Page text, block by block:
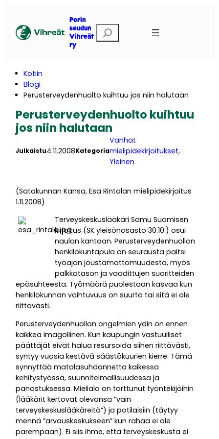
Porin
seudun
Vihreät
ry
t
Kotiin
Blogi
Perusterveydenhuolto kuihtuu jos niin halutaan
Perusterveydenhuolto kuihtuu
jos niin halutaan
Julkaistu4.11.2008Kategoria
Vanhat
mielipidekirjoitukset
Yleinen
(Satakunnan Kansa, Esa Rintalan mielipidekirjoitus
1.11.2008)
Terveyskeskuslääkäri Samu Suomisen
kirjoitus (SK yleisönosasto 30.10.) osui
naulan kantaan. Perusterveydenhuollon
henkilökuntapula on seurausta paitsi
työajan joustamattomuudesta, myös
palkkatason ja vaadittujen suoritteiden
epäsuhteesta. Työmäärä puolestaan kasvaa kun
henkilökunnan vaihtuvuus on suurta tai sitä ei ole
riittävästi.
Perusterveydenhuollon ongelmien ydin on ennen
kaikkea imagollinen. Kun kaupungin vastuulliset
päättäjät eivät halua resursoida siihen riittävästi,
syntyy vuosia kestävä säästökuurien kierre. Tämä
synnyttää matalasuhdannetta kaikessa
kehitystyössä, suunnitelmallisuudessa ja
panostuksessa. Mieliala on tarttunut työntekijöihin
(lääkärit kertovat olevansa ”vain
terveyskeskuslääkäreitä”) ja potilaisiin (täytyy
mennä ”arvauskeskukseen” kun rahaa ei ole
parempaan). Ei siis ihme, että terveyskeskusta ei